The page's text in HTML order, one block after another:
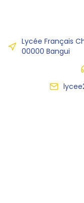
Lycée Français
00000 Bangui